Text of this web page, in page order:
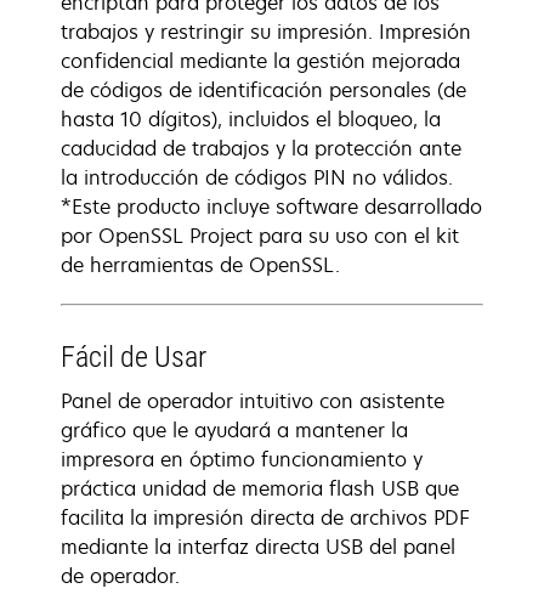
trabajos y restringir su impresión. Impresión
confidencial mediante la gestión mejorada
de códigos de identificación personales (de
hasta 10 dígitos), incluidos el bloqueo, la
caducidad de trabajos y la protección ante
la introducción de códigos PIN no válidos.
*Este producto incluye software desarrollado
por OpenSSL Project para su uso con el kit
de herramientas de OpenSSL.
Fácil de Usar
Panel de operador intuitivo con asistente
gráfico que le ayudará a mantener la
impresora en óptimo funcionamiento y
práctica unidad de memoria flash USB que
facilita la impresión directa de archivos PDF
mediante la interfaz directa USB del panel
de operador.